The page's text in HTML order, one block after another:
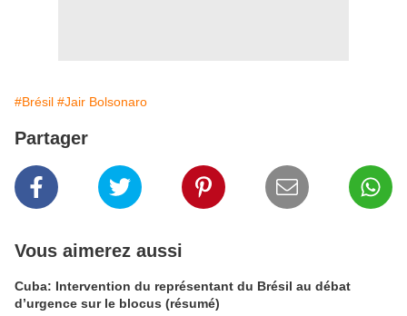
#Brésil #Jair Bolsonaro
Partager
Vous aimerez aussi
Cuba: Intervention du représentant du Brésil au débat
d’urgence sur le blocus (résumé)